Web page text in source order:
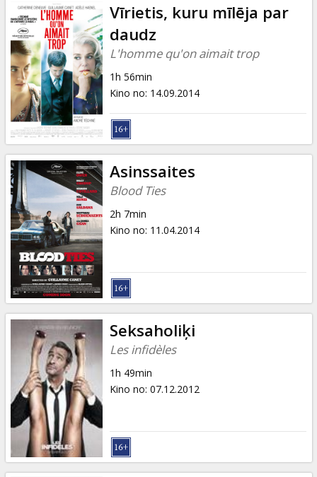
Vīrietis, kuru mīlēja par
daudz
L'homme qu'on aimait trop
1h 56min
Kino no: 14.09.2014
Asinssaites
Blood Ties
2h 7min
Kino no: 11.04.2014
Seksaholiķi
Les infidèles
1h 49min
Kino no: 07.12.2012